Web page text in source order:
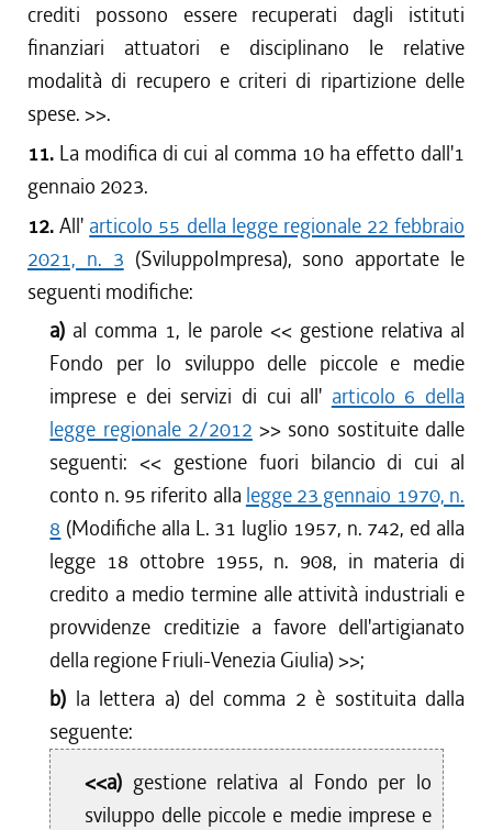
crediti possono essere recuperati dagli istituti
finanziari attuatori e disciplinano le relative
modalità di recupero e criteri di ripartizione delle
spese. >>.
11. La modifica di cui al comma 10 ha effetto dall'1
gennaio 2023.
12.All' articolo 55 della legge regionale 22 febbraio
2021, n. 3 (SviluppoImpresa), sono apportate le
seguenti modifiche:
a) al comma 1, le parole << gestione relativa al
Fondo per lo sviluppo delle piccole e medie
imprese e dei servizi di cui all' articolo 6 della
legge regionale 2/2012 >> sono sostituite dalle
seguenti: << gestione fuori bilancio di cui al
conto n. 95 riferito alla legge 23 gennaio 1970, n.
8 (Modifiche alla L. 31 luglio 1957, n. 742, ed alla
legge 18 ottobre 1955, n. 908, in materia di
credito a medio termine alle attività industriali e
provvidenze creditizie a favore dell'artigianato
della regione Friuli-Venezia Giulia)>>;
b) la lettera a) del comma 2 è sostituita dalla
seguente:
<<a) gestione relativa al Fondo per lo
sviluppo delle piccole e medie imprese e